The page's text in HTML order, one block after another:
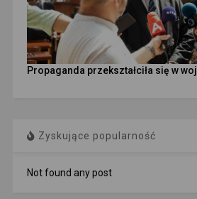
Propaganda przekształciła się w
Zyskujące popularność
Not found any post